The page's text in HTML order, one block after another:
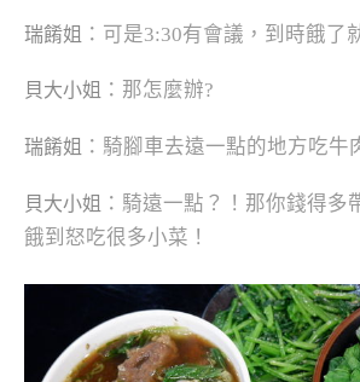
瑞餚姐 ：可是3:30有會議，到時餓了
貝大小姐 ：那怎麼辦?
瑞餚姐 ：騎腳車去遠一點的地方吃牛
貝大小姐 ：騎遠一點？！那你錢得多
餓到怒吃很多小菜！